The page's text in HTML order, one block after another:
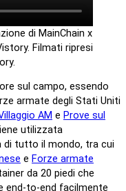
di MainChain x
Filmati ripresi
sul campo, essendo
armate degli Stati Uniti
AM e Prove sul
utilizzata
di tutto il mondo, tra cui
e Forze armate
da 20 piedi che
end-to-end facilmente